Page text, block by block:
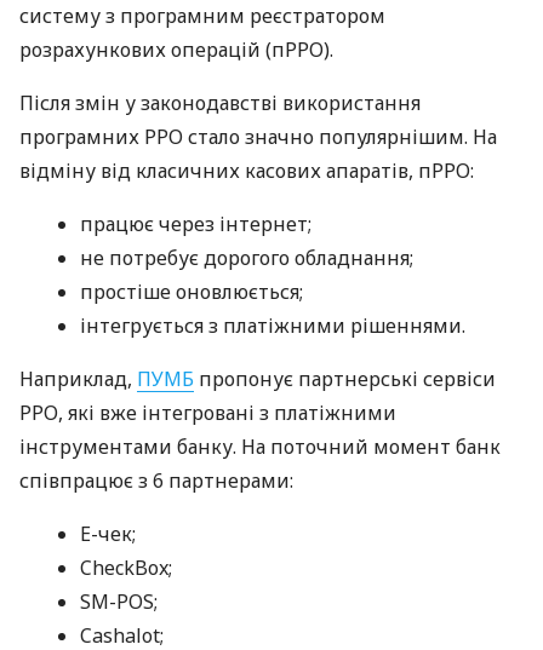
систему з програмним реєстратором
розрахункових операцій (пРРО).
Після змін у законодавстві використання
програмних РРО стало значно популярнішим. На
відміну від класичних касових апаратів, пРРО:
працює через інтернет;
не потребує дорогого обладнання;
простіше оновлюється;
інтегрується з платіжними рішеннями.
Наприклад, ПУМБ пропонує партнерські сервіси
РРО, які вже інтегровані з платіжними
інструментами банку. На поточний момент банк
співпрацює з 6 партнерами:
E-чек;
CheckBox;
SM-POS;
Cashalot;